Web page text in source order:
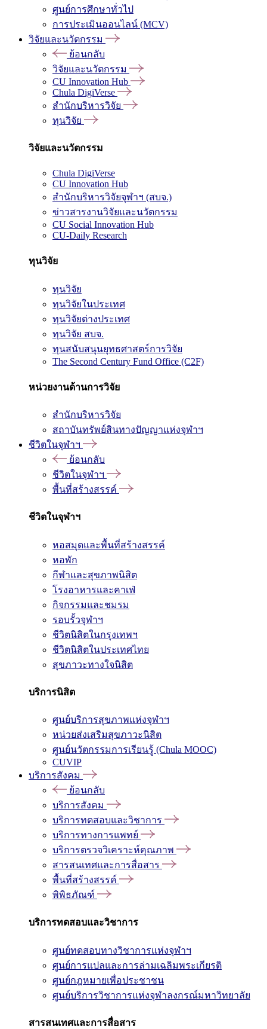
ศูนย์การศึกษาทั่วไป
การประเมินออนไลน์ (MCV)
วิจัยและนวัตกรรม
ย้อนกลับ
วิจัยและนวัตกรรม
CU Innovation Hub
Chula DigiVerse
สำนักบริหารวิจัย
ทุนวิจัย
วิจัยและนวัตกรรม
Chula DigiVerse
CU Innovation Hub
สำนักบริหารวิจัยจุฬาฯ (สบจ.)
ข่าวสารงานวิจัยและนวัตกรรม
CU Social Innovation Hub
CU-Daily Research
ทุนวิจัย
ทุนวิจัย
ทุนวิจัยในประเทศ
ทุนวิจัยต่างประเทศ
ทุนวิจัย สบจ.
ทุนสนับสนุนยุทธศาสตร์การวิจัย
The Second Century Fund Office (C2F)
หน่วยงานด้านการวิจัย
สำนักบริหารวิจัย
สถาบันทรัพย์สินทางปัญญาแห่งจุฬาฯ
ชีวิตในจุฬาฯ
ย้อนกลับ
ชีวิตในจุฬาฯ
พื้นที่สร้างสรรค์
ชีวิตในจุฬาฯ
หอสมุดและพื้นที่สร้างสรรค์
หอพัก
กีฬาและสุขภาพนิสิต
โรงอาหารและคาเฟ่
กิจกรรมและชมรม
รอบรั้วจุฬาฯ
ชีวิตนิสิตในกรุงเทพฯ
ชีวิตนิสิตในประเทศไทย
สุขภาวะทางใจนิสิต
บริการนิสิต
ศูนย์บริการสุขภาพแห่งจุฬาฯ
หน่วยส่งเสริมสุขภาวะนิสิต
ศูนย์นวัตกรรมการเรียนรู้ (Chula MOOC)
CUVIP
บริการสังคม
ย้อนกลับ
บริการสังคม
บริการทดสอบและวิชาการ
บริการทางการแพทย์
บริการตรวจวิเคราะห์คุณภาพ
สารสนเทศและการสื่อสาร
พื้นที่สร้างสรรค์
พิพิธภัณฑ์
บริการทดสอบและวิชาการ
ศูนย์ทดสอบทางวิชาการแห่งจุฬาฯ
ศูนย์การแปลและการล่ามเฉลิมพระเกียรติ
ศูนย์กฎหมายเพื่อประชาชน
ศูนย์บริการวิชาการแห่งจุฬาลงกรณ์มหาวิทยาลัย
สารสนเทศและการสื่อสาร